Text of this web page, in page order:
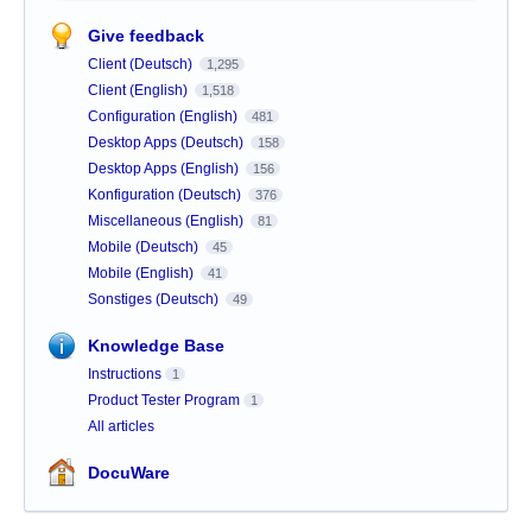
Give feedback
Client (Deutsch) 1,295
Client (English) 1,518
Configuration (English) 481
Desktop Apps (Deutsch) 158
Desktop Apps (English) 156
Konfiguration (Deutsch) 376
Miscellaneous (English) 81
Mobile (Deutsch) 45
Mobile (English) 41
Sonstiges (Deutsch) 49
Knowledge Base
Instructions 1
Product Tester Program 1
All articles
DocuWare